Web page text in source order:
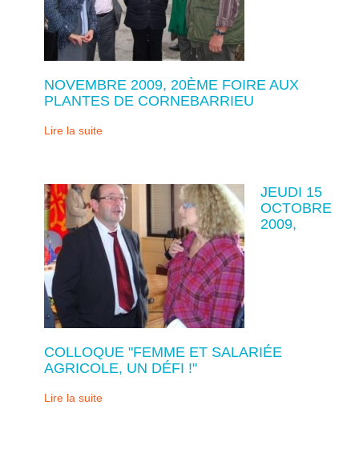
NOVEMBRE 2009, 20ÈME FOIRE AUX
PLANTES DE CORNEBARRIEU
Lire la suite
JEUDI 15
OCTOBRE
2009,
COLLOQUE "FEMME ET SALARIÉE
AGRICOLE, UN DÉFI !"
Lire la suite